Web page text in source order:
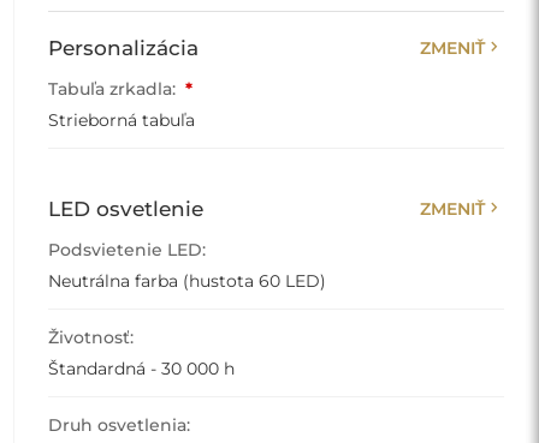
Personalizácia ZMENIŤchevron_right
Tabuľa zrkadla: *
Strieborná tabuľa
LED osvetlenie ZMENIŤchevron_right
Podsvietenie LED:
Neutrálna farba (hustota 60 LED)
Životnosť:
Štandardná - 30 000 h
Druh osvetlenia: